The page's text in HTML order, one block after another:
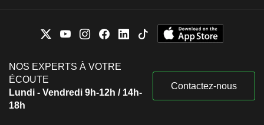
NOS EXPERTS À VOTRE
ÉCOUTE
Lundi - Vendredi 9h-12h / 14h-
18h
Contactez-nous